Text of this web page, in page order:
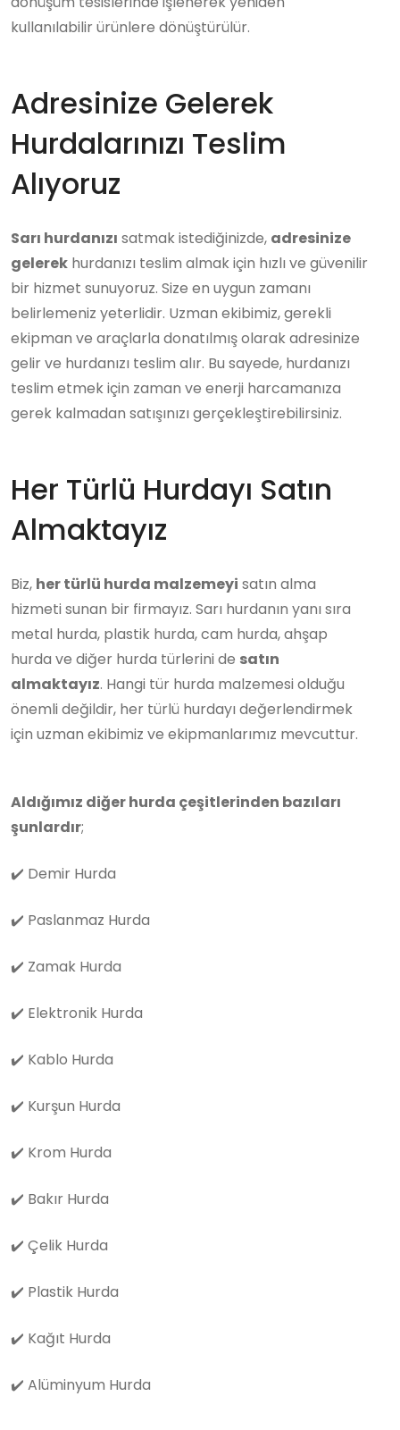
kullanılabilir ürünlere dönüştürülür.
Adresinize Gelerek
Hurdalarınızı Teslim
Alıyoruz
Sarı hurdanızı satmak istediğinizde, adresinize
gelerek hurdanızı teslim almak için hızlı ve güvenilir
bir hizmet sunuyoruz. Size en uygun zamanı
belirlemeniz yeterlidir. Uzman ekibimiz, gerekli
ekipman ve araçlarla donatılmış olarak adresinize
gelir ve hurdanızı teslim alır. Bu sayede, hurdanızı
teslim etmek için zaman ve enerji harcamanıza
gerek kalmadan satışınızı gerçekleştirebilirsiniz.
Her Türlü Hurdayı Satın
Almaktayız
Biz, her türlü hurda malzemeyi satın alma
hizmeti sunan bir firmayız. Sarı hurdanın yanı sıra
metal hurda, plastik hurda, cam hurda, ahşap
hurda ve diğer hurda türlerini de satın
almaktayız. Hangi tür hurda malzemesi olduğu
önemli değildir, her türlü hurdayı değerlendirmek
için uzman ekibimiz ve ekipmanlarımız mevcuttur.
Aldığımız diğer hurda çeşitlerinden bazıları
şunlardır;
✔️ Demir Hurda
✔️ Paslanmaz Hurda
✔️ Zamak Hurda
✔️ Elektronik Hurda
✔️ Kablo Hurda
✔️ Kurşun Hurda
✔️ Krom Hurda
✔️ Bakır Hurda
✔️ Çelik Hurda
✔️ Plastik Hurda
✔️ Kağıt Hurda
✔️ Alüminyum Hurda